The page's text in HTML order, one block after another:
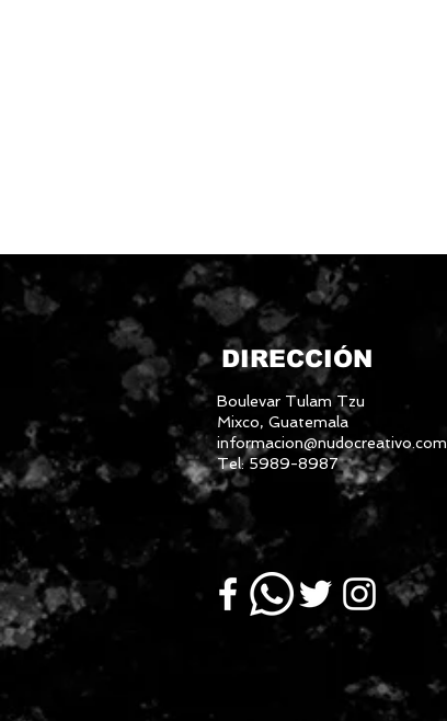
DIRECCIÓN
Boulevar Tulam Tzu
Mixco, Guatemala
informacion@nudocreativo.com
Tel: 5989-8987